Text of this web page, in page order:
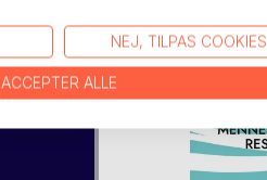
NEJ, TILPAS COOKIES
ACCEPTER ALLE